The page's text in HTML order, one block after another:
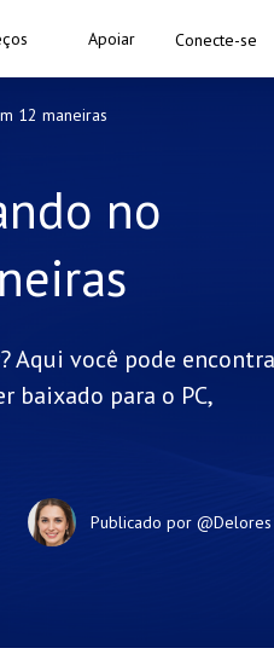
Apoiar Conecte-se
12 maneiras
no
Aqui você pode
baixado para o PC,
Publicado por @Delores